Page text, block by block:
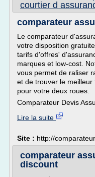
courtier d
comparateur
Le comparateur
votre disposition
tarifs d'offres'
marques et low-cost.
vous permet de raliser
et de trouver le
pour votre deux roues.
Comparateur Devis
Lire la suite
Site : http://
comparateur
discount